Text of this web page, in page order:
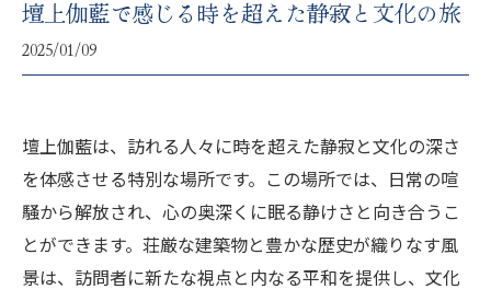
壇上伽藍で感じる時を超えた静寂と文化の旅
2025/01/09
壇上伽藍は、訪れる人々に時を超えた静寂と文化の深さ
を体感させる特別な場所です。この場所では、日常の喧
騒から解放され、心の奥深くに眠る静けさと向き合うこ
とができます。荘厳な建築物と豊かな歴史が織りなす風
景は、訪問者に新たな視点と内なる平和を提供し、文化